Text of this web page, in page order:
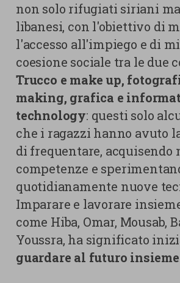
non solo rifugiati siriani
libanesi, con l'obiettivo di
l'accesso all'impiego e di
coesione sociale tra le due
Trucco e make up,
making, grafica e
technology: questi solo
che i ragazzi hanno avuto
di frequentare, acquisendo
competenze e
quotidianamente nuove
Imparare e lavorare
come Hiba, Omar, Mousab,
Youssra, ha significato
guardare al futuro insieme